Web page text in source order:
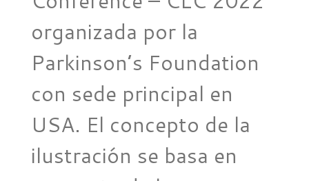
organizada por la
Parkinson’s Foundation
con sede principal en
USA. El concepto de la
ilustración se basa en